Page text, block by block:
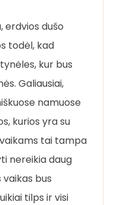
erdvios dušo
todėl, kad
kur bus
Galiausiai,
namuose
kurios yra su
tai tampa
nereikia daug
bus
tilps ir visi